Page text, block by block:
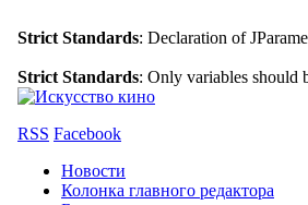
Strict Standards: Declaration of
Strict Standards: Only variables should
RSS Facebook
Новости
Колонка главного редактора